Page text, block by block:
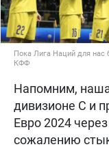
Пока Лига Наций для нас
КФФ
Напомним,
дивизионе С и
Евро 2024
сожалению